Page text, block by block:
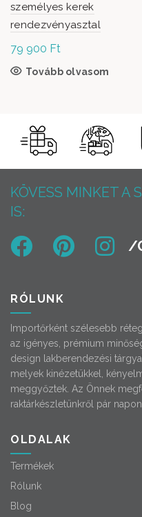
személyes kerek
rendezvényasztal
79 900 Ft
Tovább olvasom
KÖVESS MINKET A
IS:
RÓLUNK
Importőrként szélesebb
az igényes, prémium
design lakberendezési
melyek kinézetükkel,
meggyőztek. Az Önnek
raktárkészletünkről pár
OLDALAK
Termékek
Rólunk
Blog